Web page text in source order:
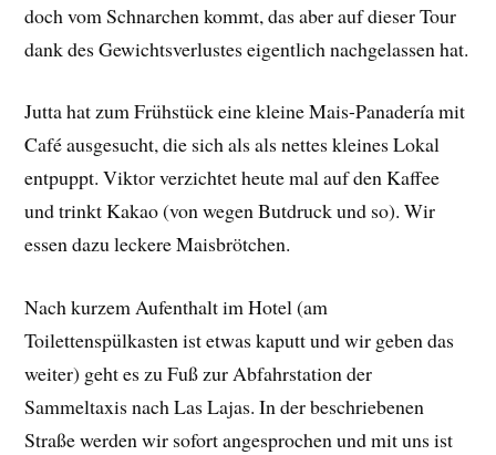
doch vom Schnarchen kommt, das aber auf dieser Tour
dank des Gewichtsverlustes eigentlich nachgelassen hat.
Jutta hat zum Frühstück eine kleine Mais-Panadería mit
Café ausgesucht, die sich als als nettes kleines Lokal
entpuppt. Viktor verzichtet heute mal auf den Kaffee
und trinkt Kakao (von wegen Butdruck und so). Wir
essen dazu leckere Maisbrötchen.
Nach kurzem Aufenthalt im Hotel (am
Toilettenspülkasten ist etwas kaputt und wir geben das
weiter) geht es zu Fuß zur Abfahrstation der
Sammeltaxis nach Las Lajas. In der beschriebenen
Straße werden wir sofort angesprochen und mit uns ist